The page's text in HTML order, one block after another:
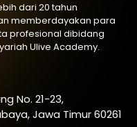
dari 20 tahun
memberdayakan para
profesional dibidang
Ulive Academy.
No. 21-23,
Jawa Timur 60261